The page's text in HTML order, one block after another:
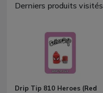
Derniers produits visités
Drip Tip 810 Heroes (Red